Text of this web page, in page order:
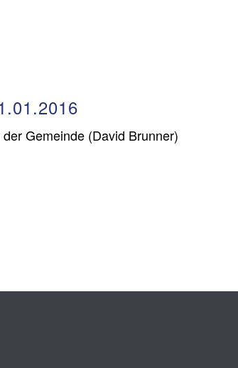
Gemeinde (David Brunner)